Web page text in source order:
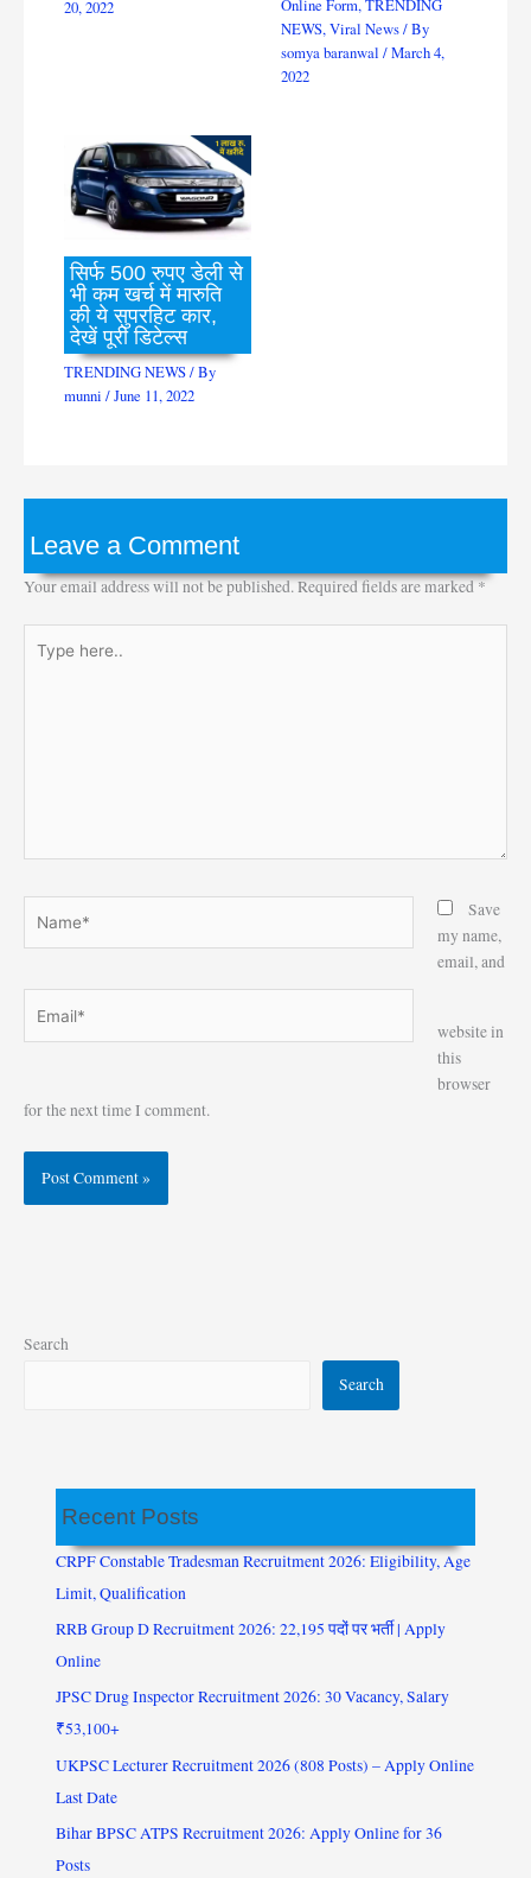
20, 2022 Online Form,TRENDING
NEWS,Viral News/ By
somya baranwal /March 4,
2022
सिर्फ 500 रुपए डेली से
भी कम खर्च में मारुति
की ये सुपरहिट कार,
देखें पूरी डिटेल्स
TRENDING NEWS/ By
munni/June 11, 2022
Leave a Comment
Your email address will not be published.Required fields are marked*
here..
Save
my name,
email, and
website in
this
browser
for the next time I comment.
Search
Search
Recent Posts
CRPF Constable Tradesman Recruitment 2026: Eligibility, Age
Limit, Qualification
RRB Group D Recruitment 2026: 22,195 पदों पर भर्ती | Apply
Online
JPSC Drug Inspector Recruitment 2026: 30 Vacancy, Salary
₹53,100+
UKPSC Lecturer Recruitment 2026 (808 Posts) – Apply Online
Last Date
Bihar BPSC ATPS Recruitment 2026: Apply Online for 36
Posts